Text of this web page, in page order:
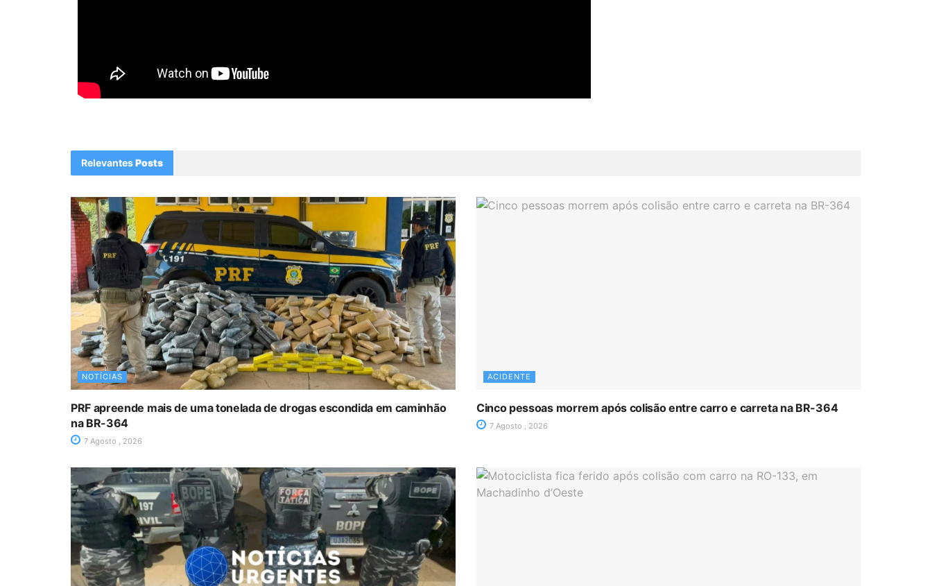
RelevantesPosts
NOTÍCIAS
PRF apreende mais de uma tonelada de drogas escondida em caminhão
na BR-364
7 Agosto , 2026
ACIDENTE
Cinco pessoas morrem após colisão entre carro e carreta na BR-364
7 Agosto , 2026